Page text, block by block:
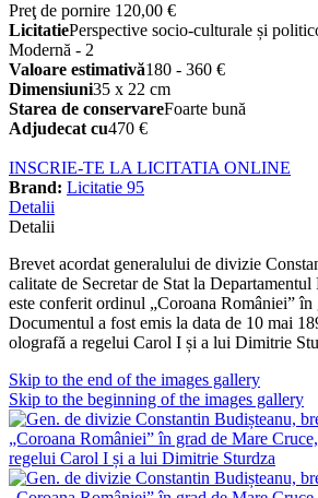
Preţ de pornire 120,00 €
LicitatiePerspective socio-culturale și
Modernă - 2
Valoare estimativă180 - 360 €
Dimensiuni35 x 22 cm
Starea de conservareFoarte bună
Adjudecat cu470 €
INSCRIE-TE LA LICITATIA ONLINE
Brand: Licitatie 95
Detalii
Detalii
Brevet acordat generalului de divizie
calitate de Secretar de Stat la
este conferit ordinul „Coroana României” în
Documentul a fost emis la data de 10 mai
olografă a regelui Carol I și a lui Dimitrie
Skip to the end of the images gallery
Skip to the beginning of the images gallery